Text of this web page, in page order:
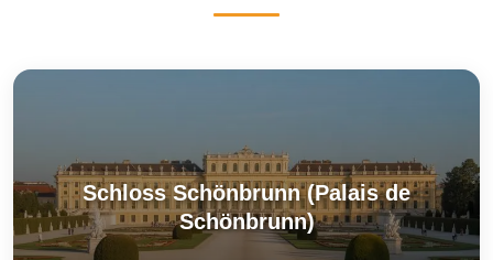
Schloss Schönbrunn (Palais de
Schönbrunn)